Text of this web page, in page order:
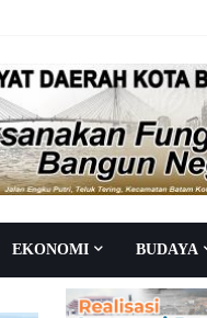
EKONOMI BUDAYA